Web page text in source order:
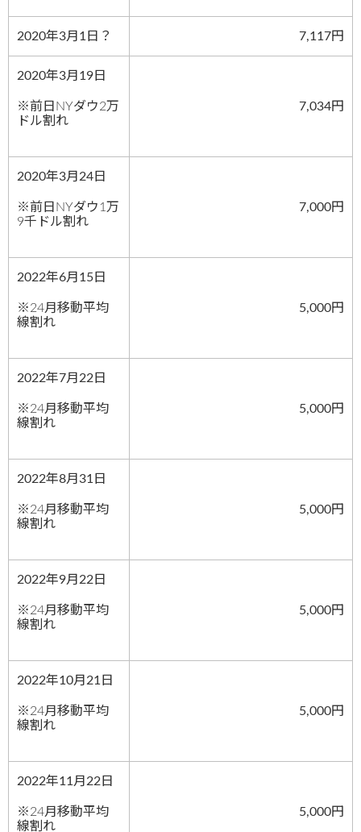
2020年3月1日？ 7,117円
2020年3月19日
※前日NYダウ2万
ドル割れ
7,034円
2020年3月24日
※前日NYダウ1万
9千ドル割れ
7,000円
2022年6月15日
※24月移動平均
線割れ
5,000円
2022年7月22日
※24月移動平均
線割れ
5,000円
2022年8月31日
※24月移動平均
線割れ
5,000円
2022年9月22日
※24月移動平均
線割れ
5,000円
2022年10月21日
※24月移動平均
線割れ
5,000円
2022年11月22日
※24月移動平均
線割れ
5,000円